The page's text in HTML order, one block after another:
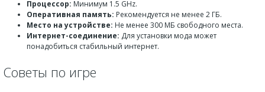
Процессор: Минимум 1.5 GHz.
Оперативная память: Рекомендуется не менее 2 ГБ.
Место на устройстве: Не менее 300 МБ свободного места.
Интернет-соединение: Для установки мода может
понадобиться стабильный интернет.
Советы по игре